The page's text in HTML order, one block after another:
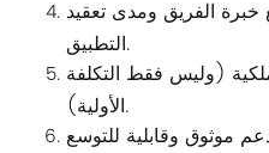
الفريق ومدى تعقيد
التطبيق.
(وليس فقط التكلفة
الأولية).